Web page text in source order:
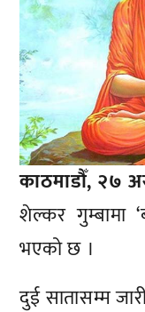
काठमाडौँ, २७
शेल्कर गुम्बामा
भएको छ ।
दुई सातासम्म